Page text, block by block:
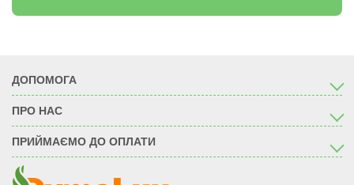
ДОПОМОГА
ПРО НАС
ПРИЙМАЄМО ДО ОПЛАТИ